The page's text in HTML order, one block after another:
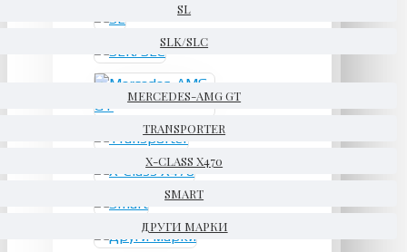
SL
SLK/SLC
MERCEDES-AMG GT
TRANSPORTER
X-CLASS X470
SMART
ДРУГИ МАРКИ